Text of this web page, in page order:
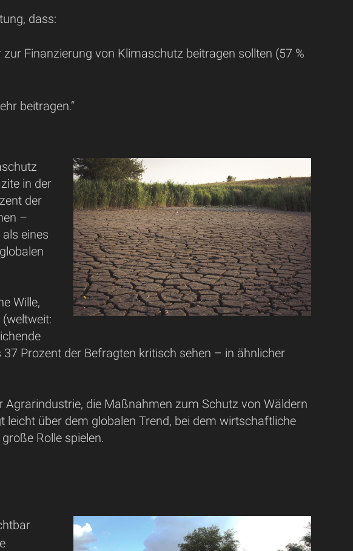
dass:
Finanzierung von Klimaschutz beitragen sollten (57 %
beitragen.“
in der
der
–
eines
Wille,
Prozent der Befragten kritisch sehen – in ähnlicher
die Maßnahmen zum Schutz von Wäldern
über dem globalen Trend, bei dem wirtschaftliche
Rolle spielen.